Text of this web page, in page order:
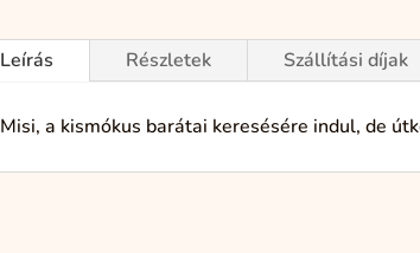
Leírás Részletek Szállítási díjak
Misi, a kismókus barátai keresésére indul, de